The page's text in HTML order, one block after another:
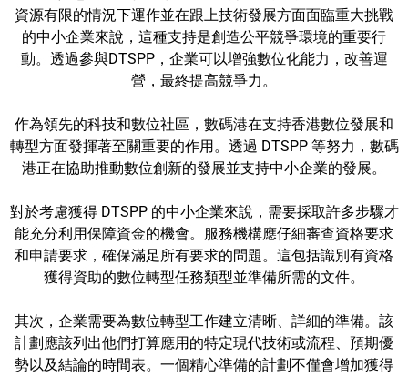
資源有限的情況下運作並在跟上技術發展方面面臨重大挑戰
的中小企業來說，這種支持是創造公平競爭環境的重要行
動。透過參與DTSPP，企業可以增強數位化能力，改善運
營，最終提高競爭力。
作為領先的科技和數位社區，數碼港在支持香港數位發展和
轉型方面發揮著至關重要的作用。透過 DTSPP 等努力，數碼
港正在協助推動數位創新的發展並支持中小企業的發展。
對於考慮獲得 DTSPP 的中小企業來說，需要採取許多步驟才
能充分利用保障資金的機會。服務機構應仔細審查資格要求
和申請要求，確保滿足所有要求的問題。這包括識別有資格
獲得資助的數位轉型任務類型並準備所需的文件。
其次，企業需要為數位轉型工作建立清晰、詳細的準備。該
計劃應該列出他們打算應用的特定現代技術或流程、預期優
勢以及結論的時間表。一個精心準備的計劃不僅會增加獲得